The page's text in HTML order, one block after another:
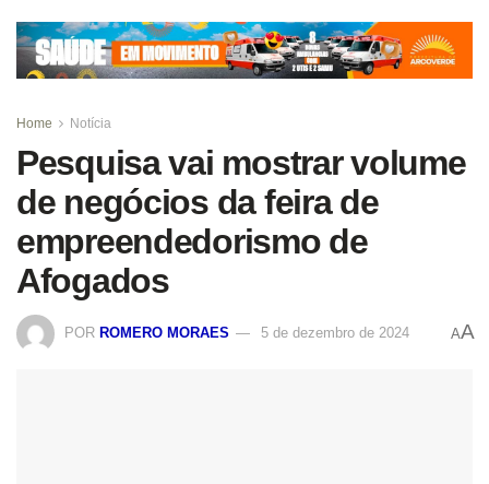
Home Notícia
Pesquisa vai mostrar volume
de negócios da feira de
empreendedorismo de
Afogados
POR ROMERO MORAES 5 de dezembro de 2024 AA